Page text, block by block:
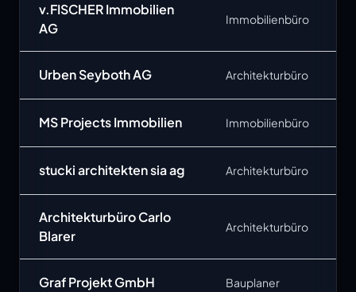
v.FISCHER Immobilien
AG
Immobilienbüro
Urben Seyboth AG Architekturbüro
MS Projects Immobilien Immobilienbüro
stucki architekten sia ag Architekturbüro
Architekturbüro Carlo
Blarer
Architekturbüro
Graf Projekt GmbH Bauplaner